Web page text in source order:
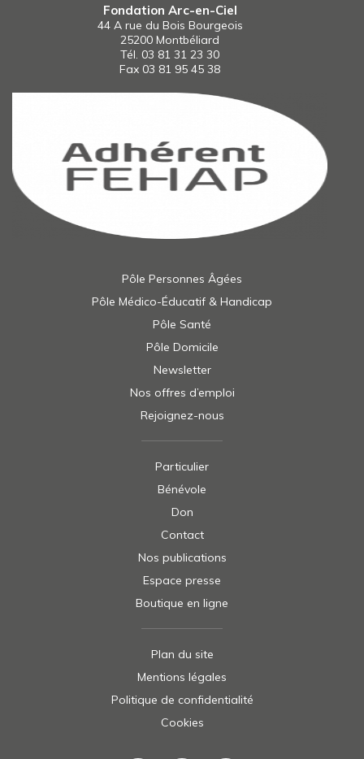
Fondation Arc-en-Ciel
44 A rue du Bois Bourgeois
25200 Montbéliard
Tél. 03 81 31 23 30
Fax 03 81 95 45 38
Pôle Personnes Âgées
Pôle Médico-Éducatif & Handicap
Pôle Santé
Pôle Domicile
Newsletter
Nos offres d’emploi
Rejoignez-nous
Particulier
Bénévole
Don
Contact
Nos publications
Espace presse
Boutique en ligne
Plan du site
Mentions légales
Politique de confidentialité
Cookies